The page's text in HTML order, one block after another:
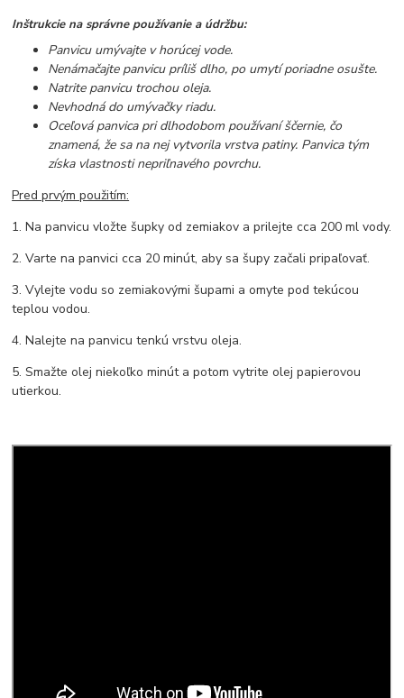
Inštrukcie na správne používanie a údržbu:
Panvicu umývajte v horúcej vode.
Nenámačajte panvicu príliš dlho, po umytí poriadne osušte.
Natrite panvicu trochou oleja.
Nevhodná do umývačky riadu.
Oceľová panvica pri dlhodobom používaní ščernie, čo
znamená, že sa na nej vytvorila vrstva patiny. Panvica tým
získa vlastnosti nepriľnavého povrchu.
Pred prvým použitím:
1. Na panvicu vložte šupky od zemiakov a prilejte cca 200 ml vody.
2. Varte na panvici cca 20 minút, aby sa šupy začali pripaľovať.
3. Vylejte vodu so zemiakovými šupami a omyte pod tekúcou
teplou vodou.
4. Nalejte na panvicu tenkú vrstvu oleja.
5. Smažte olej niekoľko minút a potom vytrite olej papierovou
utierkou.